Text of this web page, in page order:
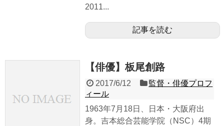
2011...
記事を読む
【俳優】板尾創路
2017/6/12
監督・俳優プロフ
ィール
1963年7月18日、日本・大阪府出
身。吉本総合芸能学院（NSC）4期